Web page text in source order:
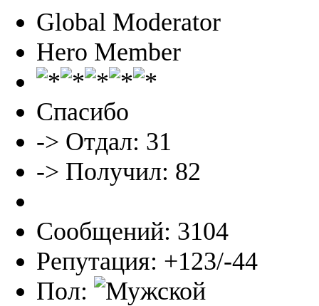
Global Moderator
Hero Member
Спасибо
-> Отдал: 31
-> Получил: 82
Сообщений: 3104
Репутация: +123/-44
Пол: